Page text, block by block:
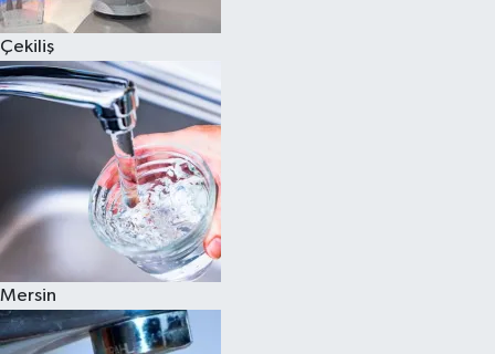
Çekiliş
Mersin